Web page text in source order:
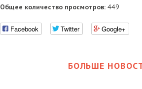
Общее количество просмотров:449
Facebook Twitter Google+
БОЛЬШЕ